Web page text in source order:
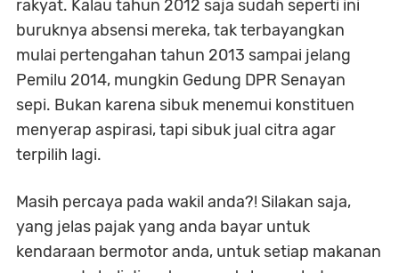
rakyat. Kalau tahun 2012 saja sudah seperti ini
buruknya absensi mereka, tak terbayangkan
mulai pertengahan tahun 2013 sampai jelang
Pemilu 2014, mungkin Gedung DPR Senayan
sepi. Bukan karena sibuk menemui konstituen
menyerap aspirasi, tapi sibuk jual citra agar
terpilih lagi.
Masih percaya pada wakil anda?! Silakan saja,
yang jelas pajak yang anda bayar untuk
kendaraan bermotor anda, untuk setiap makanan